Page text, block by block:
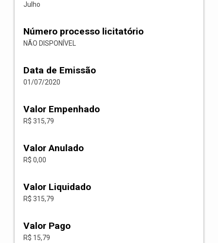
Julho
Número processo licitatório
NÃO DISPONÍVEL
Data de Emissão
01/07/2020
Valor Empenhado
R$ 315,79
Valor Anulado
R$ 0,00
Valor Liquidado
R$ 315,79
Valor Pago
R$ 15,79